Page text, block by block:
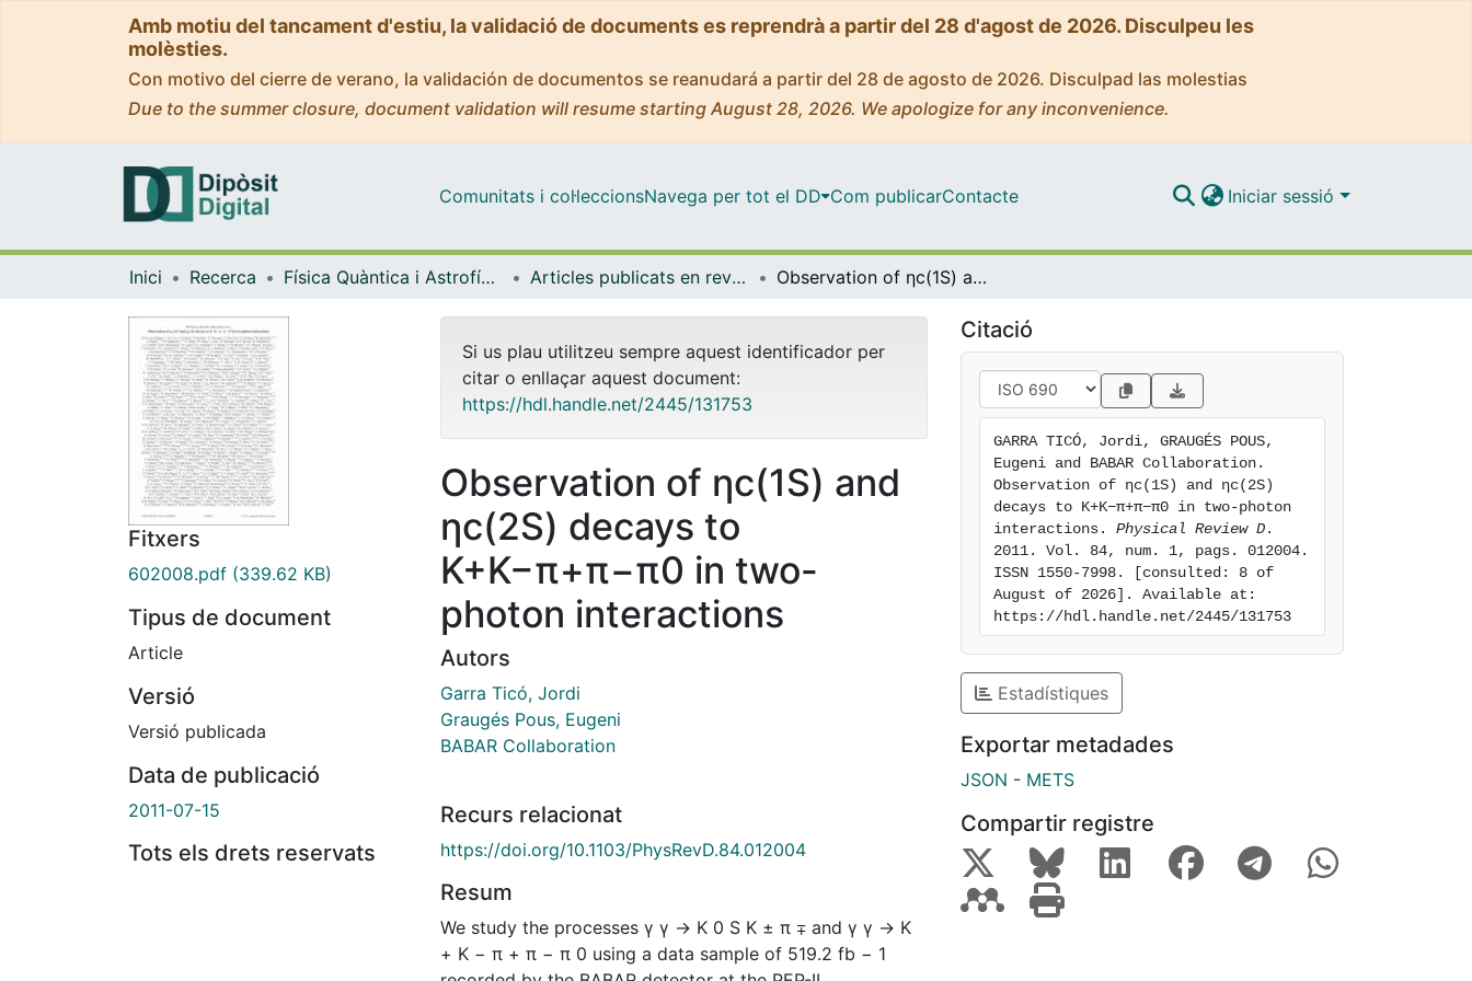
Amb motiu del tancament d'estiu, la validació de documents es reprendrà a partir del 28 d'agost de 2026. Disculpeu les
molèsties.
Con motivo del cierre de verano, la validación de documentos se reanudará a partir del 28 de agosto de 2026. Disculpad las molestias
Due to the summer closure, document validation will resume starting August 28, 2026. We apologize for any inconvenience.
Comunitats i col·leccionsNavega per tot el DD Com publicarContacte Iniciar sessió
Inici Recerca Física Quàntica i Astrofísica Articles publicats en revistes (Física Quàntica i Astrofísica) Observation of ηc(1S) and ηc(2S) decays to K+K−π+π−π0 in two-photon interactions
Fitxers
602008.pdf (339.62 KB)
Tipus de document
Article
Versió
Versió publicada
Data de publicació
2011-07-15
Tots els drets reservats
Si us plau utilitzeu sempre aquest identificador per
citar o enllaçar aquest document:
https://hdl.handle.net/2445/131753
Observation of ηc(1S) and
ηc(2S) decays to
K+K−π+π−π0 in two-
photon interactions
Autors
Garra Ticó, Jordi
Graugés Pous, Eugeni
BABAR Collaboration
Recurs relacionat
https://doi.org/10.1103/PhysRevD.84.012004
Resum
We study the processes γ γ → K 0 S K ± π ∓ and γ γ → K
+ K − π + π − π 0 using a data sample of 519.2 fb − 1
Citació
GARRA TICÓ, Jordi, GRAUGÉS POUS,
Eugeni and BABAR Collaboration.
Observation of ηc(1S) and ηc(2S)
decays to K+K−π+π−π0 in two-photon
interactions. Physical Review D .
2011. Vol. 84, num. 1, pags. 012004.
ISSN 1550-7998. [consulted: 8 of
August of 2026]. Available at:
https://hdl.handle.net/2445/131753
Estadístiques
Exportar metadades
JSON - METS
Compartir registre